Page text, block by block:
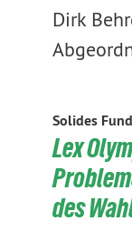
Dirk
Solides
Lex
des